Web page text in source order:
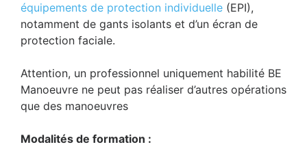
équipements de protection individuelle (EPI),
notamment de gants isolants et d’un écran de
protection faciale.
Attention, un professionnel uniquement habilité BE
Manoeuvre ne peut pas réaliser d’autres opérations
que des manoeuvres
Modalités de formation :